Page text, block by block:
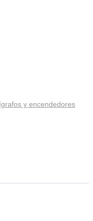
y encendedores